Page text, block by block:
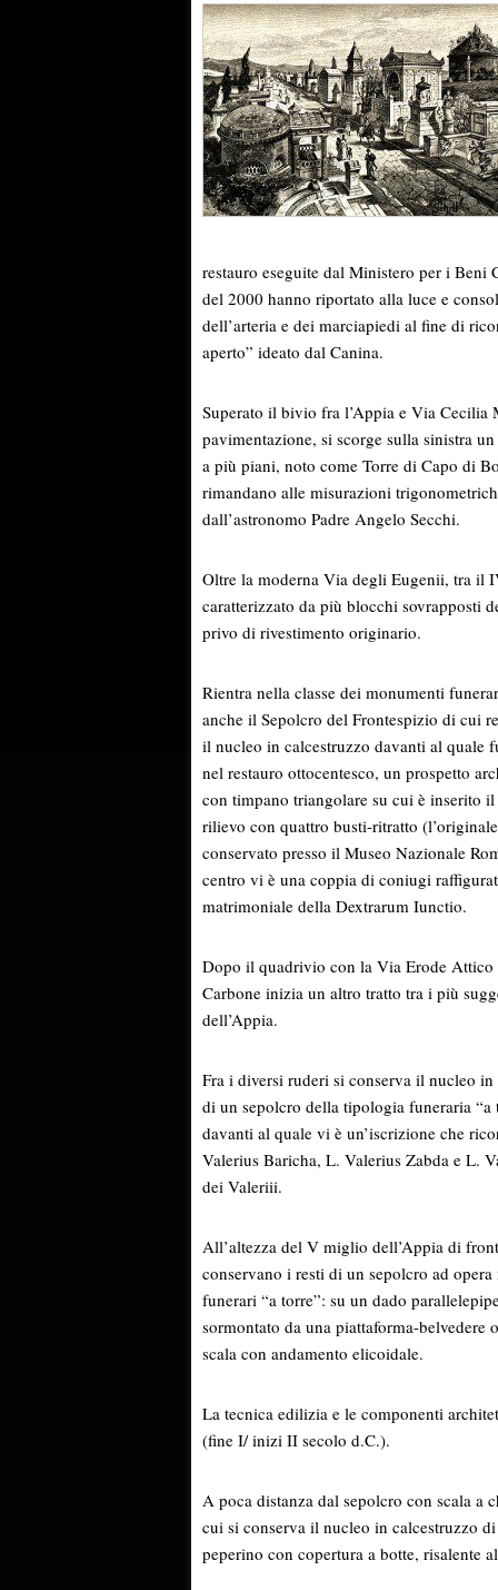
restauro eseguite dal Ministero per i
del 2000 hanno riportato alla luce e
dell’arteria e dei marciapiedi al fine di
aperto” ideato dal Canina.
Superato il bivio fra l’Appia e Via Cecilia
pavimentazione, si scorge sulla sinistra
a più piani, noto come Torre di Capo di
rimandano alle misurazioni
dall’astronomo Padre Angelo Secchi.
Oltre la moderna Via degli Eugenii, tra il
caratterizzato da più blocchi sovrapposti
privo di rivestimento originario.
Rientra nella classe dei monumenti
anche il Sepolcro del Frontespizio di cui
il nucleo in calcestruzzo davanti al quale
nel restauro ottocentesco, un prospetto
con timpano triangolare su cui è inserito
rilievo con quattro busti-ritratto
conservato presso il Museo Nazionale
centro vi è una coppia di coniugi
matrimoniale della Dextrarum Iunctio.
Dopo il quadrivio con la Via Erode Attico
Carbone inizia un altro tratto tra i più
dell’Appia.
Fra i diversi ruderi si conserva il nucleo in
di un sepolcro della tipologia funeraria “a
davanti al quale vi è un’iscrizione che
Valerius Baricha, L. Valerius Zabda e L.
dei Valeriii.
All’altezza del V miglio dell’Appia di
conservano i resti di un sepolcro ad
funerari “a torre”: su un dado
sormontato da una piattaforma-belvedere
scala con andamento elicoidale.
La tecnica edilizia e le componenti
(fine I/ inizi II secolo d.C.).
A poca distanza dal sepolcro con scala a
cui si conserva il nucleo in calcestruzzo
peperino con copertura a botte, risalente